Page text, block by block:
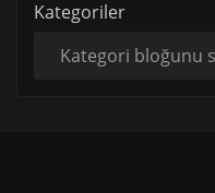
Kategoriler